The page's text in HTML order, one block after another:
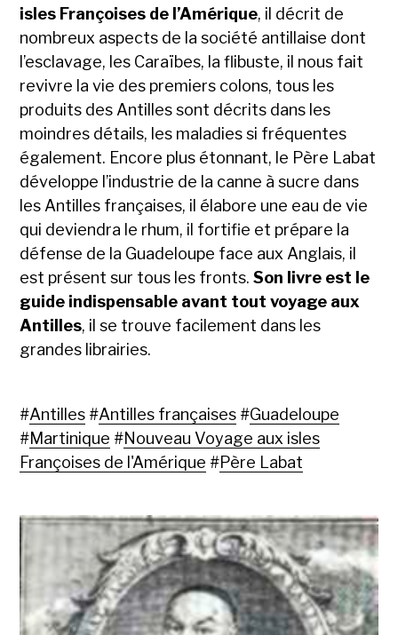
isles Françoises de l’Amérique, il décrit de
nombreux aspects de la société antillaise dont
l’esclavage, les Caraïbes, la flibuste, il nous fait
revivre la vie des premiers colons, tous les
produits des Antilles sont décrits dans les
moindres détails, les maladies si fréquentes
également. Encore plus étonnant, le Père Labat
développe l’industrie de la canne à sucre dans
les Antilles françaises, il élabore une eau de vie
qui deviendra le rhum, il fortifie et prépare la
défense de la Guadeloupe face aux Anglais, il
est présent sur tous les fronts.Son livre est le
guide indispensable avant tout voyage aux
Antilles, il se trouve facilement dans les
grandes librairies.
#Antilles #Antilles françaises #Guadeloupe
#Martinique #Nouveau Voyage aux isles
Françoises de l'Amérique #Père Labat